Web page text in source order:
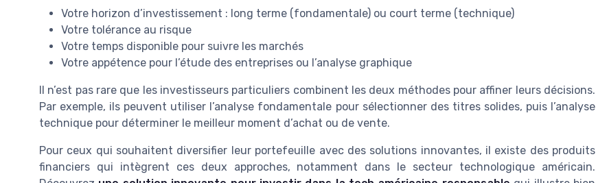
Votre horizon d’investissement : long terme (fondamentale) ou court terme (technique)
Votre tolérance au risque
Votre temps disponible pour suivre les marchés
Votre appétence pour l’étude des entreprises ou l’analyse graphique
Il n’est pas rare que les investisseurs particuliers combinent les deux méthodes pour affiner leurs décisions.
Par exemple, ils peuvent utiliser l’analyse fondamentale pour sélectionner des titres solides, puis l’analyse
technique pour déterminer le meilleur moment d’achat ou de vente.
Pour ceux qui souhaitent diversifier leur portefeuille avec des solutions innovantes, il existe des produits
financiers qui intègrent ces deux approches, notamment dans le secteur technologique américain.